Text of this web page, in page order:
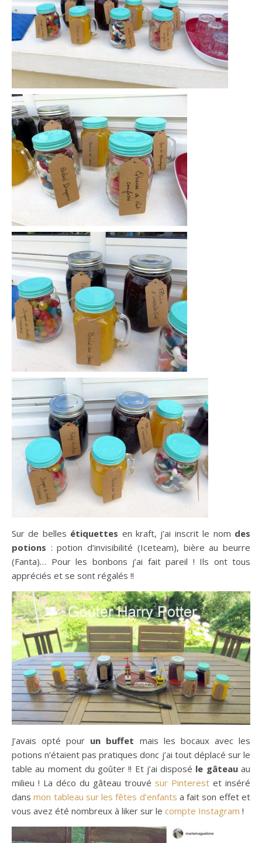
Sur de belles étiquettes en kraft, j’ai inscrit le nom des
potions : potion d’invisibilité (Iceteam), bière au beurre
(Fanta)… Pour les bonbons j’ai fait pareil ! Ils ont tous
appréciés et se sont régalés !!
J’avais opté pour un buffet mais les bocaux avec les
potions n’étaient pas pratiques donc j’ai tout déplacé sur le
table au moment du goûter !! Et j’ai disposé le gâteauau
milieu ! La déco du gâteau trouvé sur Pinterest et inséré
dansmon tableau sur les fêtes d’enfants a fait son effet et
vous avez été nombreux à liker sur le compte Instagram !